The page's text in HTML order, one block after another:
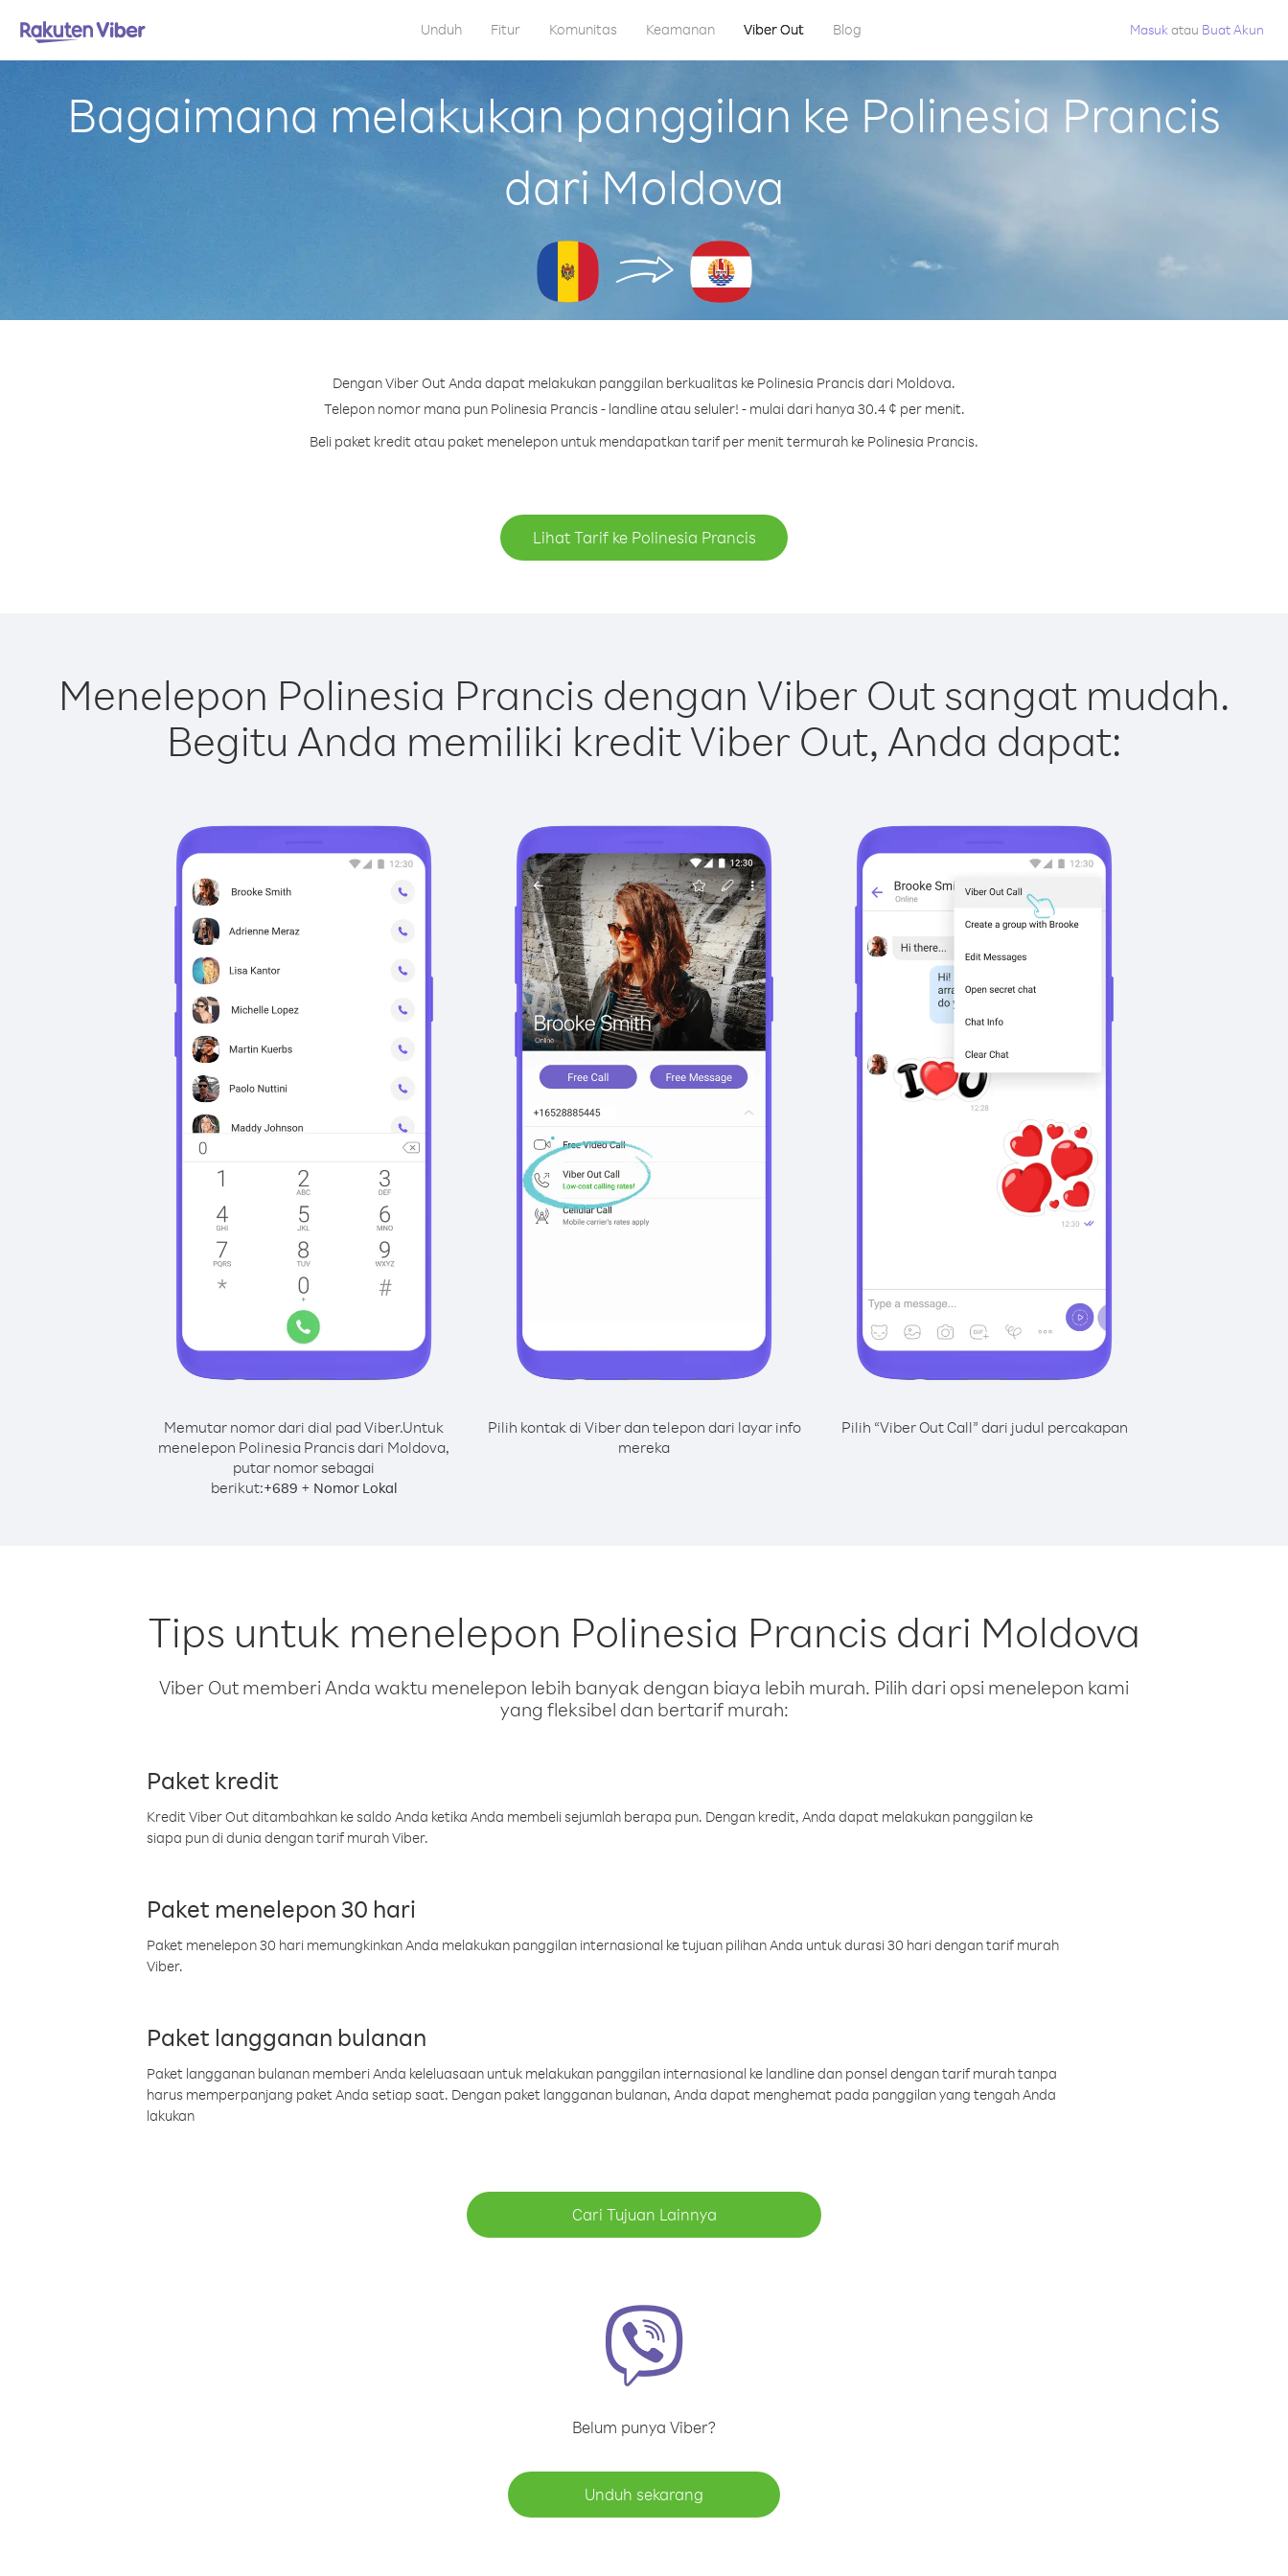
Unduh Fitur Komunitas Keamanan Viber Out Blog Masuk atau Buat Akun
Bagaimana melakukan panggilan ke Polinesia Prancis
dari Moldova
Dengan Viber Out Anda dapat melakukan panggilan berkualitas ke Polinesia Prancis dari Moldova.
Telepon nomor mana pun Polinesia Prancis - landline atau seluler! - mulai dari hanya 30.4 ¢ per menit.
Beli paket kredit atau paket menelepon untuk mendapatkan tarif per menit termurah ke Polinesia Prancis.
Lihat Tarif ke Polinesia Prancis
Menelepon Polinesia Prancis dengan Viber Out sangat mudah.
Begitu Anda memiliki kredit Viber Out, Anda dapat:
Memutar nomor dari dial pad Viber.Untuk
menelepon Polinesia Prancis dari Moldova,
putar nomor sebagai
berikut:+689 + Nomor Lokal
Pilih kontak di Viber dan telepon dari layar info
mereka
Pilih “Viber Out Call” dari judul percakapan
Tips untuk menelepon Polinesia Prancis dari Moldova
Viber Out memberi Anda waktu menelepon lebih banyak dengan biaya lebih murah. Pilih dari opsi menelepon kami
yang fleksibel dan bertarif murah:
Paket kredit
Kredit Viber Out ditambahkan ke saldo Anda ketika Anda membeli sejumlah berapa pun. Dengan kredit, Anda dapat melakukan panggilan ke
siapa pun di dunia dengan tarif murah Viber.
Paket menelepon 30 hari
Paket menelepon 30 hari memungkinkan Anda melakukan panggilan internasional ke tujuan pilihan Anda untuk durasi 30 hari dengan tarif murah
Viber.
Paket langganan bulanan
Paket langganan bulanan memberi Anda keleluasaan untuk melakukan panggilan internasional ke landline dan ponsel dengan tarif murah tanpa
harus memperpanjang paket Anda setiap saat. Dengan paket langganan bulanan, Anda dapat menghemat pada panggilan yang tengah Anda
lakukan
Cari Tujuan Lainnya
Belum punya Viber?
Unduh sekarang